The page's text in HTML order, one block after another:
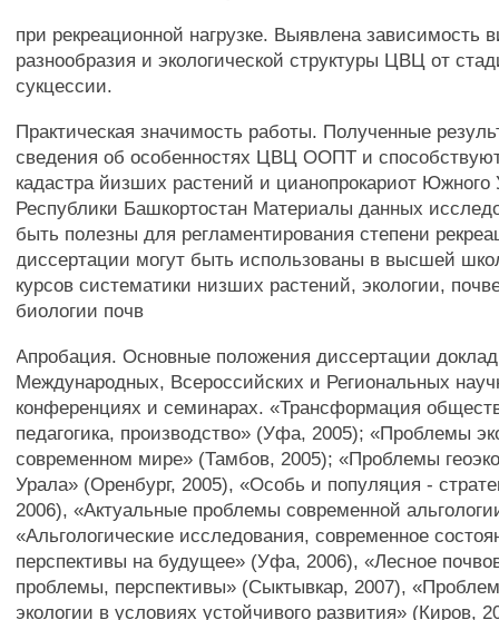
при рекреационной нагрузке. Выявлена зависимость
разнообразия и экологической структуры ЦВЦ от
сукцессии.
Практическая значимость работы. Полученные
сведения об особенностях ЦВЦ ООПТ и
кадастра йизших растений и цианопрокариот Южного
Республики Башкортостан Материалы данных
быть полезны для регламентирования степени
диссертации могут быть использованы в высшей
курсов систематики низших растений, экологии,
биологии почв
Апробация. Основные положения диссертации
Международных, Всероссийских и Региональных
конференциях и семинарах. «Трансформация
педагогика, производство» (Уфа, 2005); «Проблемы
современном мире» (Тамбов, 2005); «Проблемы
Урала» (Оренбург, 2005), «Особь и популяция -
2006), «Актуальные проблемы современной
«Альгологические исследования, современное
перспективы на будущее» (Уфа, 2006), «Лесное
проблемы, перспективы» (Сыктывкар, 2007),
экологии в условиях устойчивого развития» (Киров,